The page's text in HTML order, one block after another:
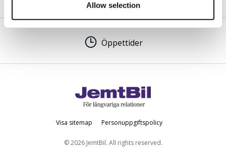
Allow selection
Öppettider
© 2026 JemtBil. All rights reserved.
Visa sitemap Personuppgiftspolicy